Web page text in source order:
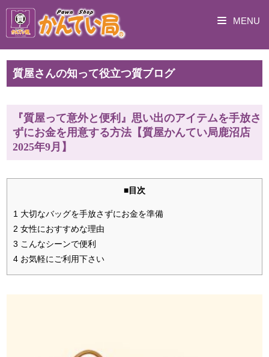
MENU
質屋さんの知って役立つ質ブログ
『質屋って意外と便利』思い出のアイテムを手放さ
ずにお金を用意する方法【質屋かんてい局鹿沼店
2025年9月】
■目次
1 大切なバッグを手放さずにお金を準備
2 女性におすすめな理由
3 こんなシーンで便利
4 お気軽にご利用下さい